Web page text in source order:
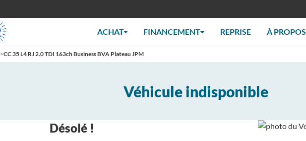
ACHAT FINANCEMENT REPRISE À PROPOS
>CC 35 L4 RJ 2.0 TDI 163ch Business BVA Plateau JPM
Véhicule indisponible
Désolé !